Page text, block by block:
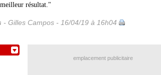
résultat."
- Gilles Campos - 16/04/19 à 16h04
emplacement publicitaire